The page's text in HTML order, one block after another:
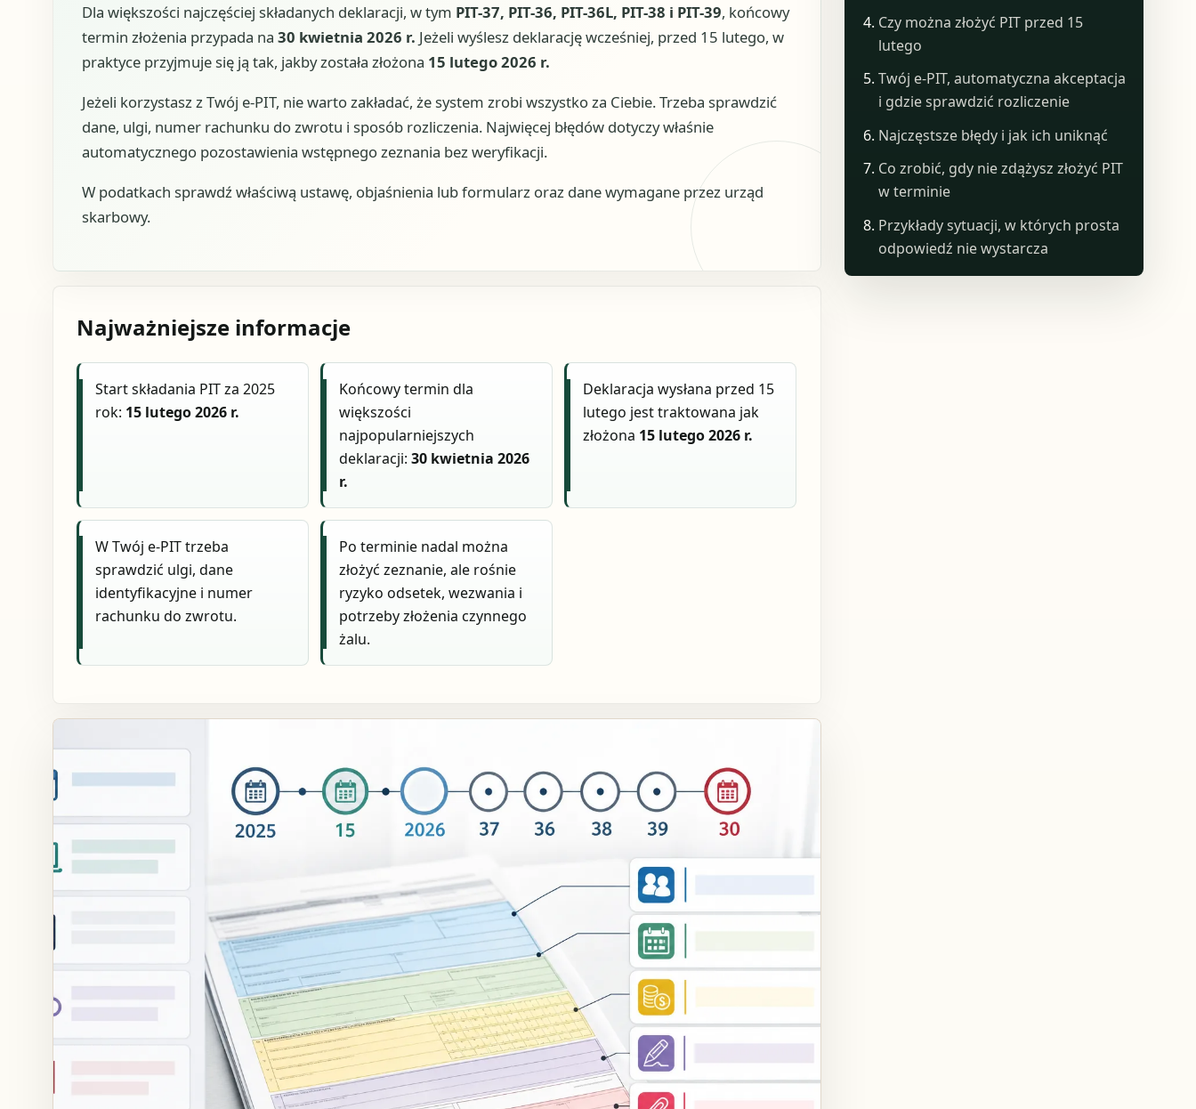
Dla większości najczęściej składanych deklaracji, w tym PIT-37, PIT-36, PIT-36L, PIT-38 i PIT-39, końcowy
termin złożenia przypada na 30 kwietnia 2026 r. Jeżeli wyślesz deklarację wcześniej, przed 15 lutego, w
praktyce przyjmuje się ją tak, jakby została złożona 15 lutego 2026 r.
Jeżeli korzystasz z Twój e-PIT, nie warto zakładać, że system zrobi wszystko za Ciebie. Trzeba sprawdzić
dane, ulgi, numer rachunku do zwrotu i sposób rozliczenia. Najwięcej błędów dotyczy właśnie
automatycznego pozostawienia wstępnego zeznania bez weryfikacji.
W podatkach sprawdź właściwą ustawę, objaśnienia lub formularz oraz dane wymagane przez urząd
skarbowy.
Najważniejsze informacje
Start składania PIT za 2025
rok: 15 lutego 2026 r.
Końcowy termin dla
większości
najpopularniejszych
deklaracji:30 kwietnia 2026
r.
Deklaracja wysłana przed 15
lutego jest traktowana jak
złożona 15 lutego 2026 r.
W Twój e-PIT trzeba
sprawdzić ulgi, dane
identyfikacyjne i numer
rachunku do zwrotu.
Po terminie nadal można
złożyć zeznanie, ale rośnie
ryzyko odsetek, wezwania i
potrzeby złożenia czynnego
żalu.
Czy można złożyć PIT przed 15
lutego
Twój e-PIT, automatyczna akceptacja
i gdzie sprawdzić rozliczenie
Najczęstsze błędy i jak ich uniknąć
Co zrobić, gdy nie zdążysz złożyć PIT
w terminie
Przykłady sytuacji, w których prosta
odpowiedź nie wystarcza